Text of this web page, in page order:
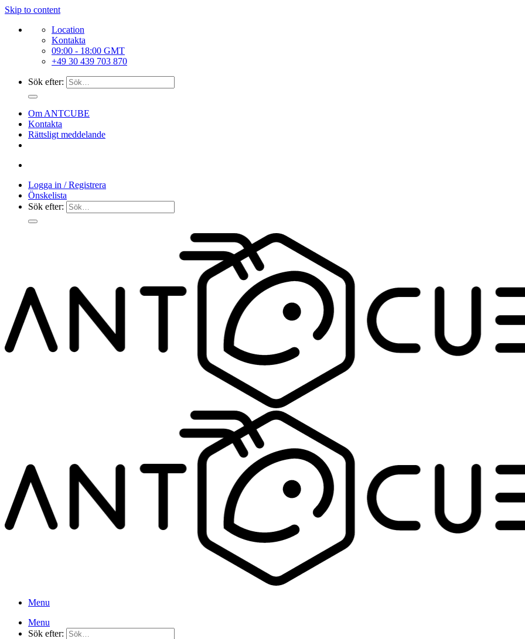
Skip to content
Location
Kontakta
09:00 - 18:00 GMT
+49 30 439 703 870
Sök efter:
Om ANTCUBE
Kontakta
Rättsligt meddelande
Logga in / Registrera
Önskelista
Sök efter:
Menu
Menu
Sök efter: